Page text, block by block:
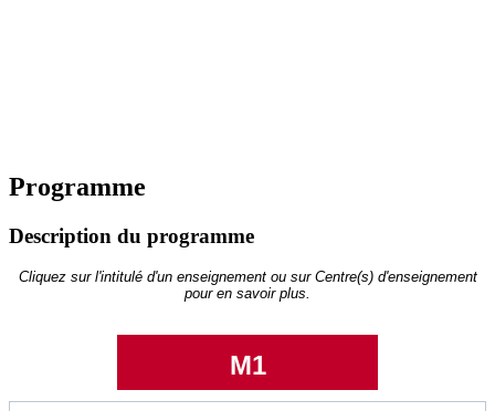
Programme
Description du programme
Cliquez sur l'intitulé d'un enseignement ou sur Centre(s) d'enseignement
pour en savoir plus.
M1